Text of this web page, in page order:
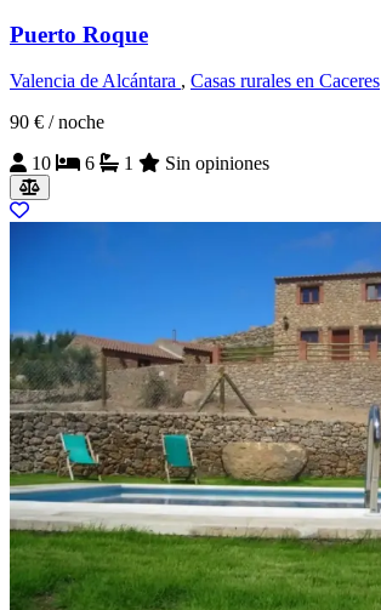
Puerto Roque
Valencia de Alcántara , Casas rurales en Caceres
90 € / noche
10
6 1 Sin opiniones